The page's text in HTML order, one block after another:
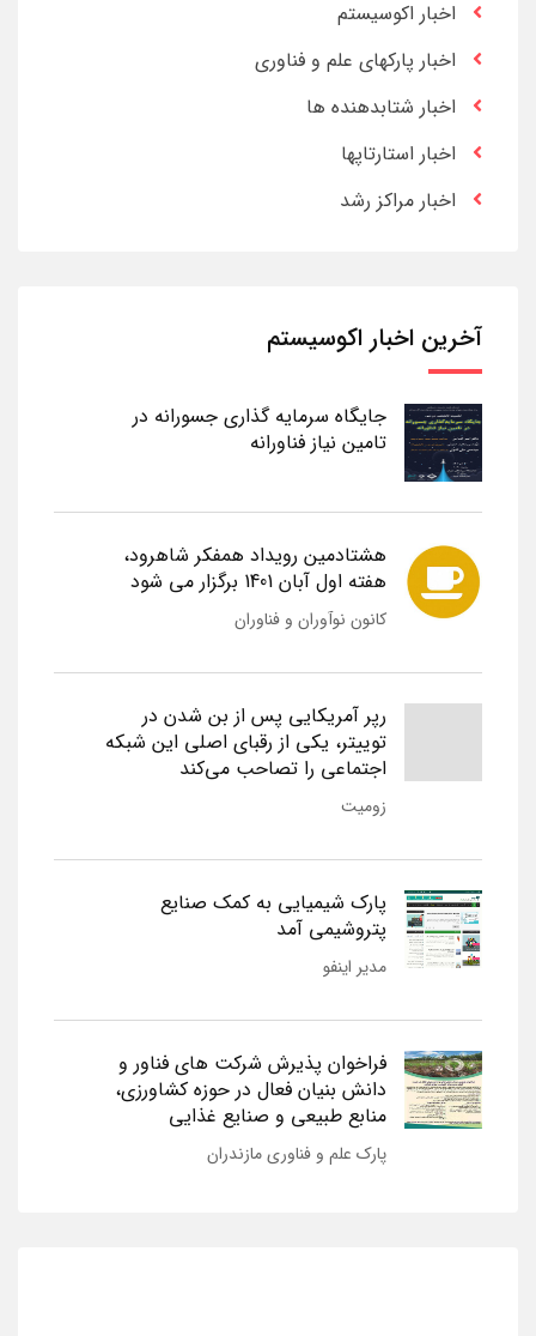
اخبار اکوسیستم
اخبار پارکهای علم و فناوری
اخبار شتابدهنده ها
اخبار استارتاپها
اخبار مراکز رشد
آخرین اخبار اکوسیستم
جایگاه سرمایه گذاری جسورانه در
تامین نیاز فناورانه
هشتادمین رویداد همفکر شاهرود،
هفته اول آبان 1401 برگزار می شود
کانون نوآوران و فناوران
رپر آمریکایی پس از بن شدن در
توییتر، یکی از رقبای اصلی این شبکه
اجتماعی را تصاحب می‌کند
زومیت
پارک شیمیایی به کمک صنایع
پتروشیمی آمد
مدیر اینفو
فراخوان پذیرش شرکت های فناور و
دانش بنیان فعال در حوزه کشاورزی،
منابع طبیعی و صنایع غذایی
پارک علم و فناوری مازندران